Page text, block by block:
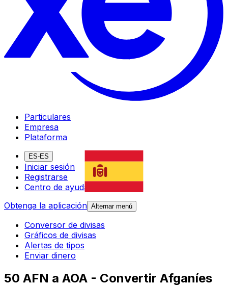
Particulares
Empresa
Plataforma
ES-ES
Iniciar sesión
Registrarse
Centro de ayuda
Obtenga la aplicación Alternar menú
Conversor de divisas
Gráficos de divisas
Alertas de tipos
Enviar dinero
50 AFN a AOA - Convertir Afganíes